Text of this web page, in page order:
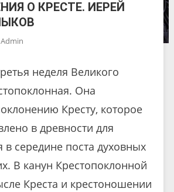
О КРЕСТЕ. ИЕРЕЙ
Admin
неделя Великого
Она
Кресту, которое
в древности для
середине поста духовных
В канун Крестопоклонной
Креста и крестоношении